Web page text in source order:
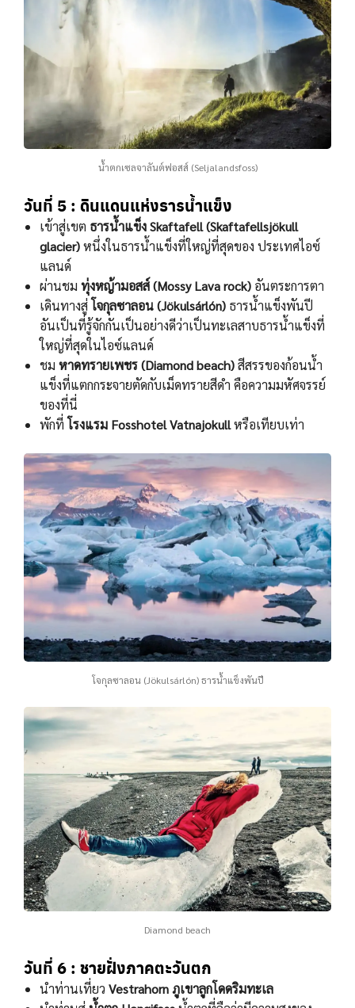
นํ้าตกเซลจาลันต์ฟอสส์ (Seljalandsfoss)
วันที่ 5 : ดินแดนแห่งธารน้ำแข็ง
เข้าสู่เขต ธารนํ้าแข็ง Skaftafell (Skaftafellsjökull
glacier)หนึ่งในธารนํ้าแข็งที่ใหญ่ที่สุดของ ประเทศไอซ์
แลนด์
ผ่านชม ทุ่งหญ้ามอสส์ (Mossy Lava rock) อันตระการตา
เดินทางสู่โจกุลซาลอน (Jökulsárlón) ธารนํ้าแข็งพันปี
อันเป็นที่รู้จักกันเป็นอย่างดีว่าเป็นทะเลสาบธารนํ้าแข็งที่
ใหญ่ที่สุดในไอซ์แลนด์
ชม หาดทรายเพชร (Diamond beach)สีสรรของก้อนน้ำ
แข็งที่แตกกระจายตัดกับเม็ดทรายสีดำ คือความมหัศจรรย์
ของที่นี่
พักที่โรงแรม Fosshotel Vatnajokullหรือเทียบเท่า
โจกุลซาลอน (Jökulsárlón) ธารนํ้าแข็งพันปี
Diamond beach
วันที่ 6 : ชายฝั่งภาคตะวันตก
นําท่านเที่ยว Vestrahorn ภูเขาลูกโดดริมทะเล